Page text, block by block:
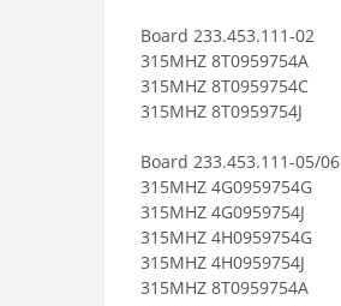
Board 233.453.111-02
315MHZ 8T0959754A
315MHZ 8T0959754C
315MHZ 8T0959754J
Board 233.453.111-05/06
315MHZ 4G0959754G
315MHZ 4G0959754J
315MHZ 4H0959754G
315MHZ 4H0959754J
315MHZ 8T0959754A